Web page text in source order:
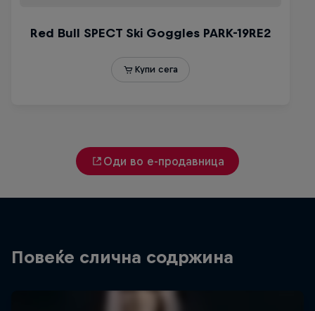
Оди во е-продавница
Повеќе слична содржина